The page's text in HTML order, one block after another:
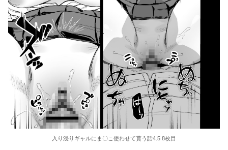
入り浸りギャルにま〇こ使わせて貰う話4.5 8枚目